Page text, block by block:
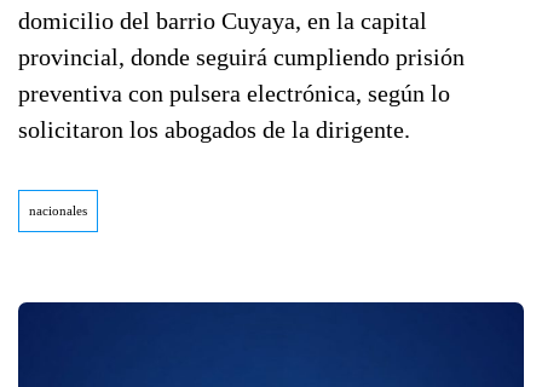
domicilio del barrio Cuyaya, en la capital
provincial, donde seguirá cumpliendo prisión
preventiva con pulsera electrónica, según lo
solicitaron los abogados de la dirigente.
nacionales